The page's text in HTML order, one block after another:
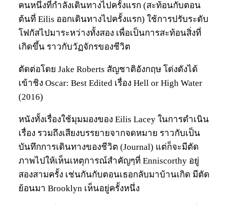
คนหนึ่งที่กำลังเดินทางไปครั้งแรก (สะท้อนกับตอน
ต้นที่ Eilis ออกเดินทางไปครั้งแรก) ใช้การปรับระดับ
โฟกัสไปมาระหว่างทั้งสอง เพื่อเป็นการสะท้อนสิ่งที่
เกิดขึ้น ราวกับวัฏจักรของชีวิต
ตัดต่อโดย Jake Roberts สัญชาติอังกฤษ โด่งดังได้
เข้าชิง Oscar: Best Edited เรื่อง Hell or High Water
(2016)
หนังทั้งเรื่องใช้มุมมองของ Eilis Lacey ในการดำเนิน
เรื่อง รวมถึงเสียงบรรยายจากจดหมาย ราวกับเป็น
บันทึกการเดินทางของชีวิต (Journal) แต่ก็จะมีตัด
ภาพไปให้เห็นเหตุการณ์สำคัญๆที่ Enniscorthy อยู่
สองสามครั้ง เช่นกันกับตอนเธอกลับมาบ้านเกิด มีตัด
ย้อนมา Brooklyn เห็นอยู่ครั้งหนึ่ง